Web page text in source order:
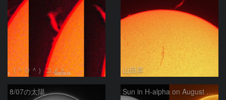
（＾０＾）コメト 山田昇
8/07の太陽 Sun in H-alpha on August 7, 2026